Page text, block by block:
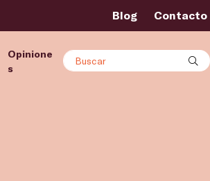
Blog Contacto
Opinione
s
Buscar